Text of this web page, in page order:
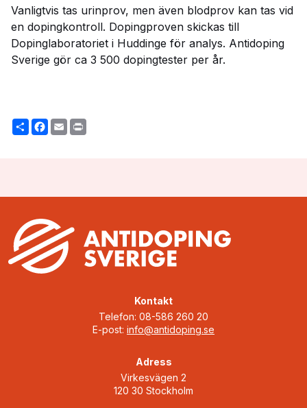
Vanligtvis tas urinprov, men även blodprov kan tas vid
en dopingkontroll. Dopingproven skickas till
Dopinglaboratoriet i Huddinge för analys. Antidoping
Sverige gör ca 3 500 dopingtester per år.
ShareFacebook
Email
Kontakt
Telefon: 08-586 260 20
E-post: info@antidoping.se
Adress
Virkesvägen 2
120 30 Stockholm